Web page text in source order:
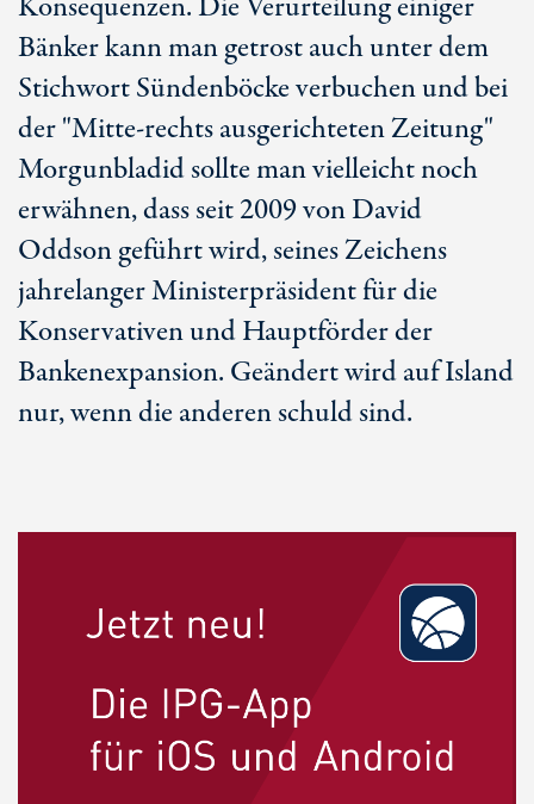
Bänker kann man getrost auch unter dem
Stichwort Sündenböcke verbuchen und bei
der "Mitte-rechts ausgerichteten Zeitung"
Morgunbladid sollte man vielleicht noch
erwähnen, dass seit 2009 von David
Oddson geführt wird, seines Zeichens
jahrelanger Ministerpräsident für die
Konservativen und Hauptförder der
Bankenexpansion. Geändert wird auf Island
nur, wenn die anderen schuld sind.